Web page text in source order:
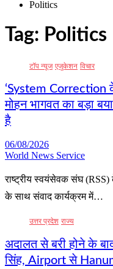
Politics
Tag: Politics
टॉप न्यूज एजुकेशन विचार
‘System Correction
मोहन भागवत का बड़ा
है
06/08/2026
World News Service
राष्ट्रीय स्वयंसेवक संघ
के साथ संवाद कार्यक्रम में…
उत्तर प्रदेश राज्य
अदालत से बरी होने के
सिंह, Airport से